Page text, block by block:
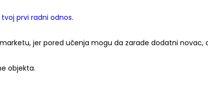
tvoj prvi radni odnos.
jer pored učenja mogu da zarade dodatni novac,
objekta.